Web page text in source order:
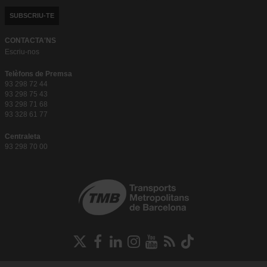
SUBSCRIU-TE
CONTACTA'NS
Escriu-nos
Telèfons de Premsa
93 298 72 44
93 298 75 43
93 298 71 68
93 328 61 77
Centraleta
93 298 70 00